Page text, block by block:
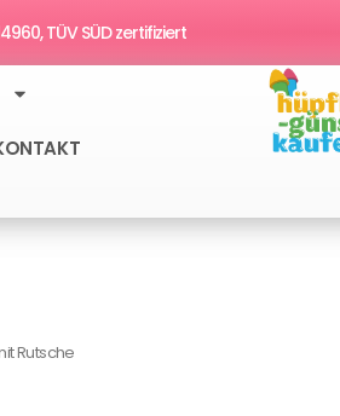
TÜV SÜD zertifiziert
Rutsche